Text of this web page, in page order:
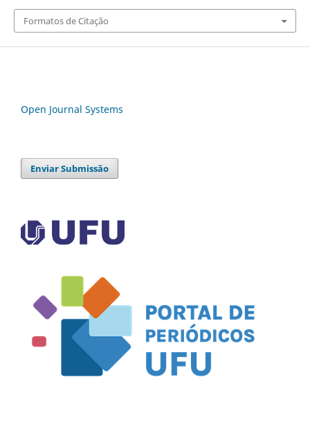
Formatos de Citação
Open Journal Systems
Enviar Submissão